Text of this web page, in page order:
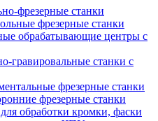
фрезерные станки
фрезерные станки
обрабатывающие центры с
гравировальные станки с
фрезерные станки
фрезерные станки
обработки кромки, фаски